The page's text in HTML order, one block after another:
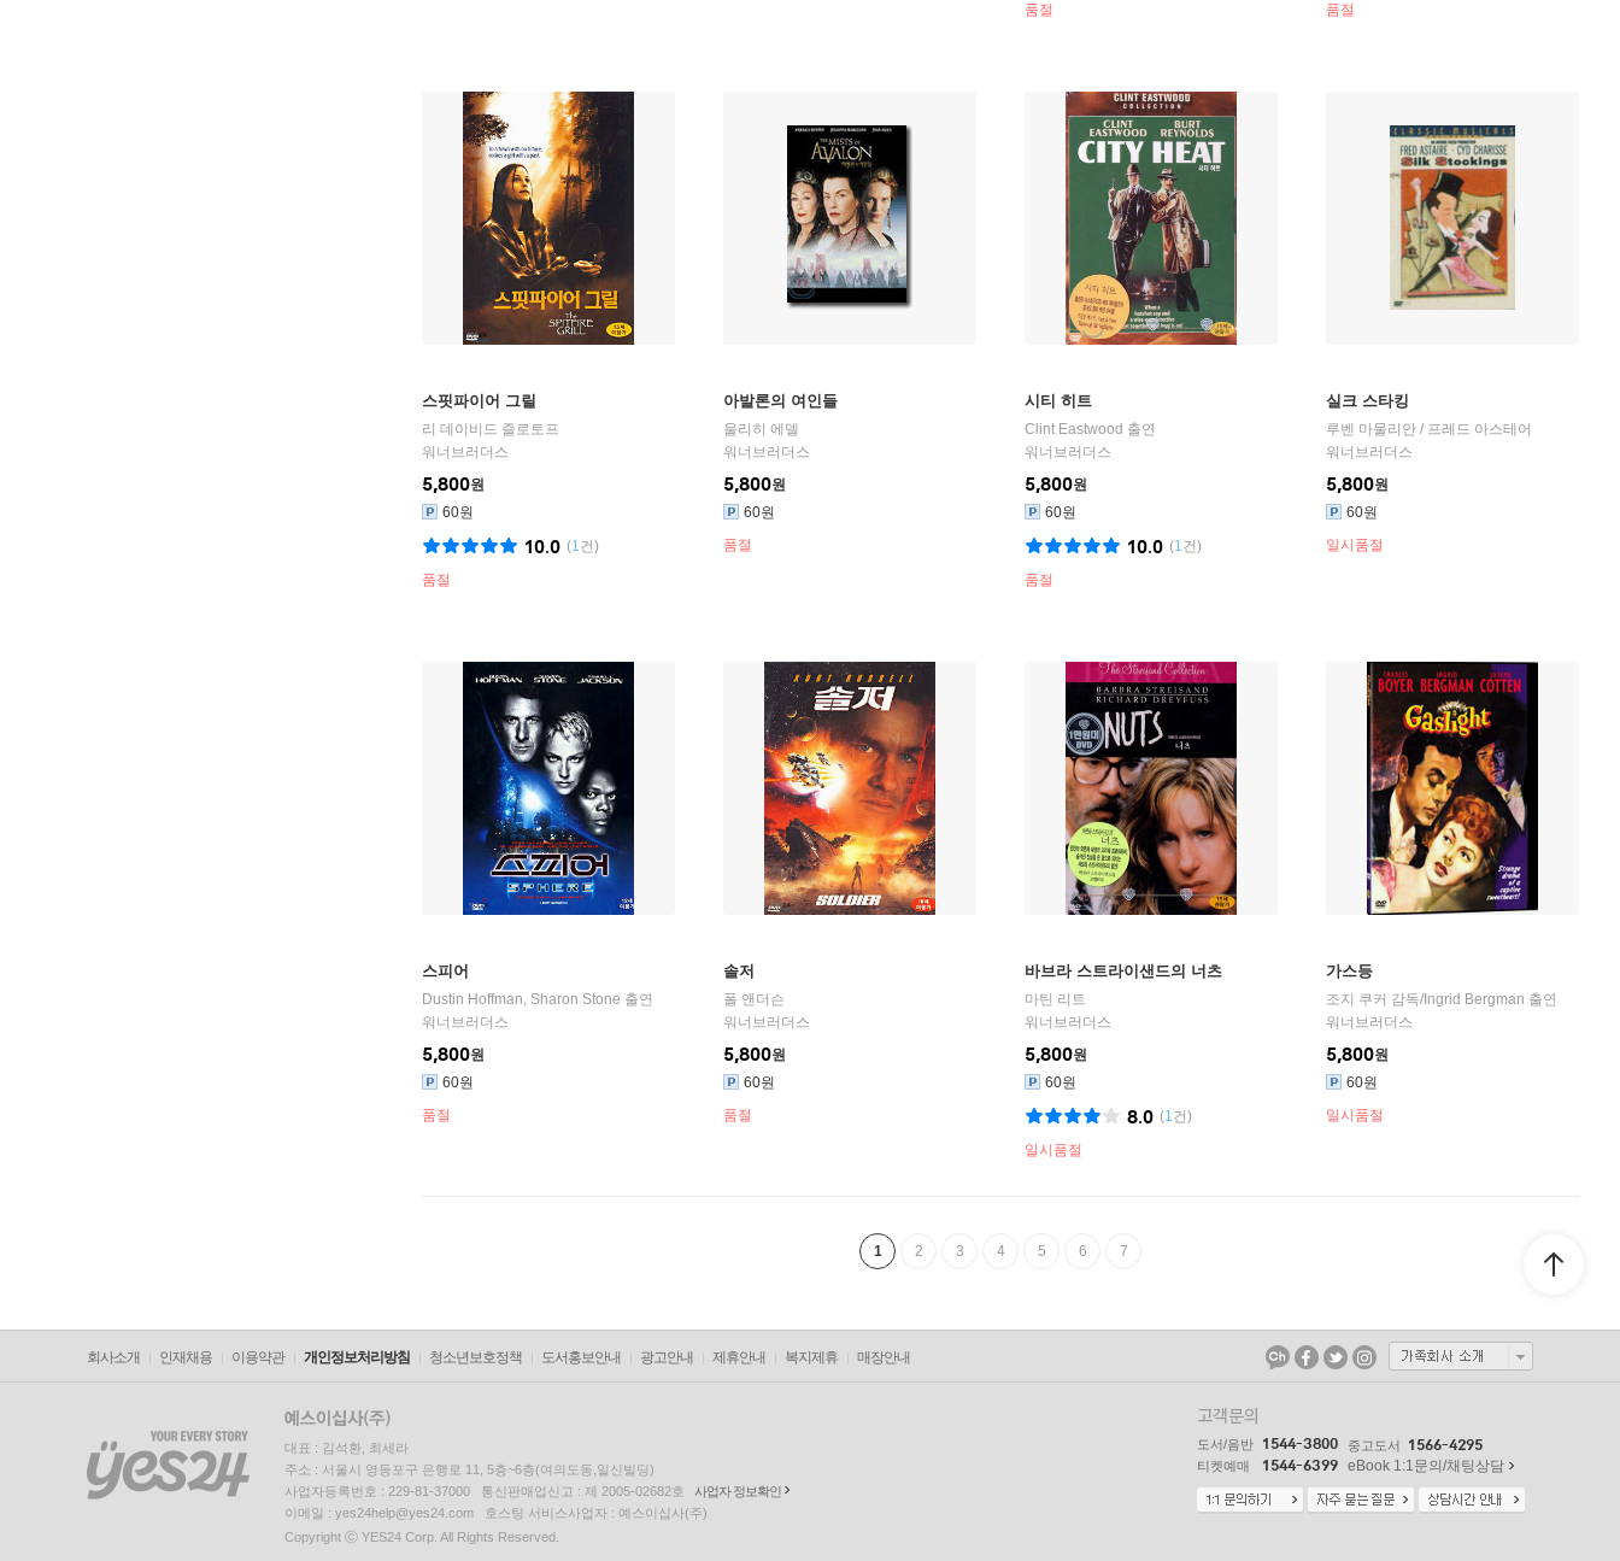
품절 품절
스핏파이어 그릴
리 데이비드 즐로토프
워너브러더스
5,800원
60원
(1건)
10.0
품절
아발론의 여인들
울리히 에델
워너브러더스
5,800원
60원
품절
시티 히트
Clint Eastwood 출연
워너브러더스
5,800원
60원
(1건)
10.0
품절
실크 스타킹
루벤 마물리안 / 프레드 아스테어
워너브러더스
5,800원
60원
일시품절
스피어
Dustin Hoffman, Sharon Stone 출연
워너브러더스
5,800원
60원
품절
솔저
폴 앤더슨
워너브러더스
5,800원
60원
품절
바브라 스트라이샌드의 너츠
마틴 리트
워너브러더스
5,800원
60원
(1건)
8.0
일시품절
가스등
조지 쿠커 감독/ Ingrid Bergman 출연
워너브러더스
5,800원
60원
일시품절
1 2 3 4 5 6 7
회사소개 인재채용 이용약관 개인정보처리방침 청소년보호정책 도서홍보안내 광고안내 제휴안내 복지제휴 매장안내
대표 : 김석환, 최세라
주소 : 서울시 영등포구 은행로 11, 5층~6층(여의도동,일신빌딩)
사업자등록번호 : 229-81-37000 통신판매업신고 : 제 2005-02682호
사업자 정보확인
이메일 : yes24help@yes24.com 호스팅 서비스사업자 : 예스이십사(주)
Copyright ⓒ YES24 Corp. All Rights Reserved.
고객문의
도서/음반 1544-3800 중고도서 1566-4295
티켓예매 1544-6399 eBook 1:1문의/채팅상담